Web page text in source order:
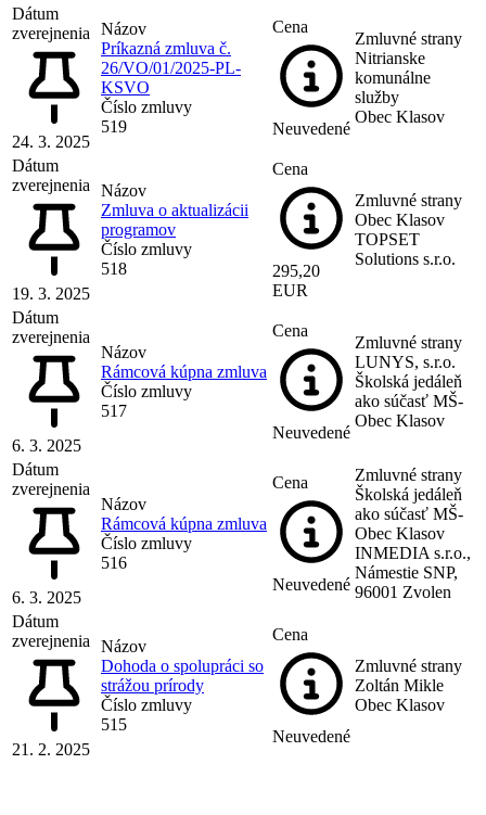
Dátum
zverejnenia
24. 3. 2025
Názov
Príkazná zmluva č.
26/VO/01/2025-PL-
KSVO
Číslo zmluvy
519
Cena
Neuvedené
Zmluvné strany
Nitrianske
komunálne
služby
Obec Klasov
Dátum
zverejnenia
19. 3. 2025
Názov
Zmluva o aktualizácii
programov
Číslo zmluvy
518
Cena
295,20
EUR
Zmluvné strany
Obec Klasov
TOPSET
Solutions s.r.o.
Dátum
zverejnenia
6. 3. 2025
Názov
Rámcová kúpna zmluva
Číslo zmluvy
517
Cena
Neuvedené
Zmluvné strany
LUNYS, s.r.o.
Školská jedáleň
ako súčasť MŠ-
Obec Klasov
Dátum
zverejnenia
6. 3. 2025
Názov
Rámcová kúpna zmluva
Číslo zmluvy
516
Cena
Neuvedené
Zmluvné strany
Školská jedáleň
ako súčasť MŠ-
Obec Klasov
INMEDIA s.r.o.,
Námestie SNP,
96001 Zvolen
Dátum
zverejnenia
21. 2. 2025
Názov
Dohoda o spolupráci so
strážou prírody
Číslo zmluvy
515
Cena
Neuvedené
Zmluvné strany
Zoltán Mikle
Obec Klasov